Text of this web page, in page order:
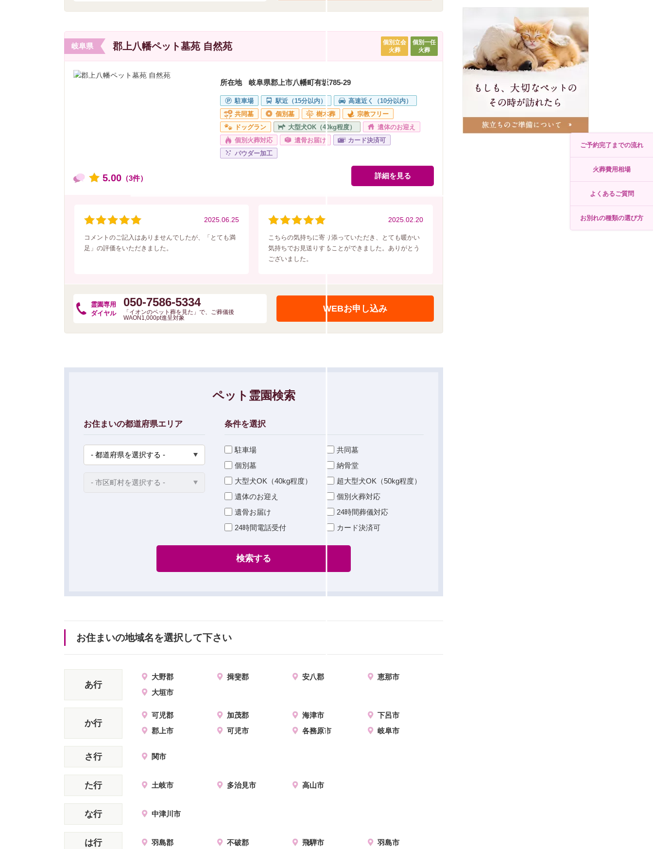
ご予約完了までの流れ
火葬費用相場
よくあるご質問
お別れの種類の選び方
岐阜県 郡上八幡ペット墓苑 自然苑
個別立会
火葬
個別一任
火葬
所在地 岐阜県郡上市八幡町有坂785‐29
駐車場 駅近（15分以内）
高速近く（10分以内）
共同墓
個別墓 樹木葬
宗教フリー
ドッグラン
大型犬OK（40kg程度）
遺体のお迎え
個別火葬対応
遺骨お届け
カード決済可
パウダー加工
5.00 （3件） 詳細を見る
2025.06.25
コメントのご記入はありませんでしたが、「とても満
足」の評価をいただきました。
2025.02.20
こちらの気持ちに寄り添っていただき、とても暖かい
気持ちでお見送りすることができました。ありがとう
ございました。
霊園専用
ダイヤル
050-7586-5334
「イオンのペット葬を見た」で、ご葬儀後
WAON1,000pt進呈対象
WEBお申し込み
ペット霊園検索
お住まいの都道府県エリア 条件を選択
駐車場
共同墓
個別墓
納骨堂
大型犬OK（40kg程度）
超大型犬OK（50kg程度）
遺体のお迎え
個別火葬対応
遺骨お届け
24時間葬儀対応
24時間電話受付
カード決済可
検索する
お住まいの地域名を選択して下さい
あ行
大野郡 揖斐郡 安八郡
恵那市
大垣市
か行
可児郡 加茂郡 海津市
下呂市
郡上市
可児市 各務原市 岐阜市
さ行 関市
た行 土岐市 多治見市 高山市
な行 中津川市
は行 羽島郡 不破郡 飛騨市 羽島市